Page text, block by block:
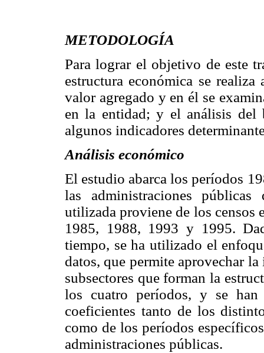
METODOLOGÍA
Para lograr el objetivo de este
estructura económica se
valor agregado y en él se
en la entidad; y el análisis del
algunos indicadores
Análisis económico
El estudio abarca los períodos
las administraciones
utilizada proviene de los censos
1985, 1988, 1993 y 1995.
tiempo, se ha utilizado el
datos, que permite aprovechar
subsectores que forman la
los cuatro períodos, y se
coeficientes tanto de los
como de los períodos
administraciones públicas.